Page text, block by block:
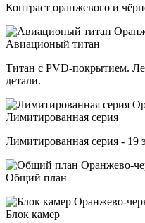
Контраст оранжевого и
Авиационый титан
Титан с PVD-покрытием.
детали.
Лимитированная серия
Лимитированная серия - 19
Общий план
Блок камер